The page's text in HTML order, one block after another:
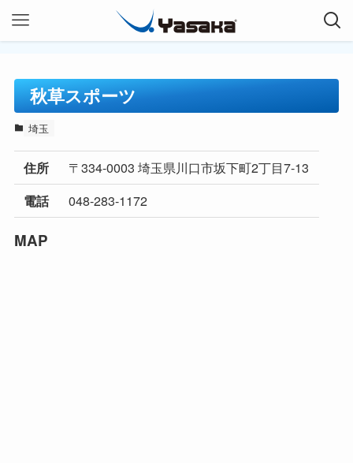
秋草スポーツ
埼玉
住所 〒334-0003 埼玉県川口市坂下町2丁目7-13
電話 048-283-1172
MAP